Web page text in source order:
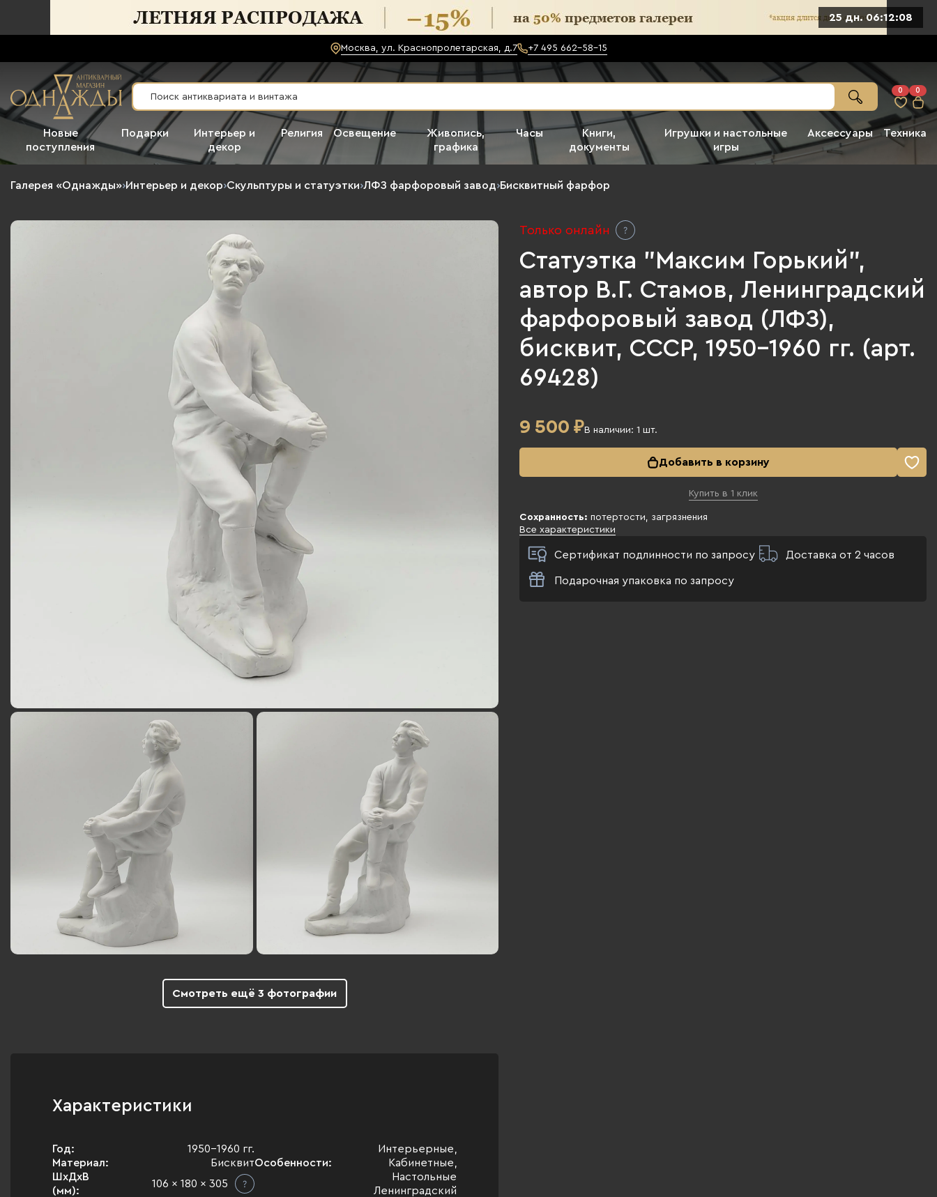
25 дн. 06:12:07
Москва, ул. Краснопролетарская, д.7 +7 495 662-58-15
0 0
Новые
поступления
Подарки
Интерьер и
декор
Религия Освещение
Живопись,
графика
Часы
Книги,
документы
Игрушки и настольные
игры
Аксессуары Техника
Галерея «Однажды»›Интерьер и декор›Скульптуры и статуэтки›ЛФЗ фарфоровый завод›Бисквитный фарфор
Смотреть ещё 3 фотографии
Только онлайн
Статуэтка "Максим Горький",
автор В.Г. Стамов, Ленинградский
фарфоровый завод (ЛФЗ),
бисквит, СССР, 1950-1960 гг. (арт.
69428)
9 500 ₽В наличии: 1 шт.
Добавить в корзину
Купить в 1 клик
Сохранность: потертости, загрязнения
Все характеристики
Сертификат подлинности по запросу Доставка от 2 часов
Подарочная упаковка по запросу
Характеристики
Год:
1950-1960 гг.
Материал:
Бисквит
ШхДхВ
(мм):
106 x 180 x 305
Особенности:
Интерьерные,
Кабинетные,
Настольные
Ленинградский